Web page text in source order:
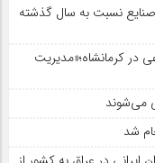
نسبت به سال گذشته
در کرمانشاه؛«مدیریت
می‌شوند
شد